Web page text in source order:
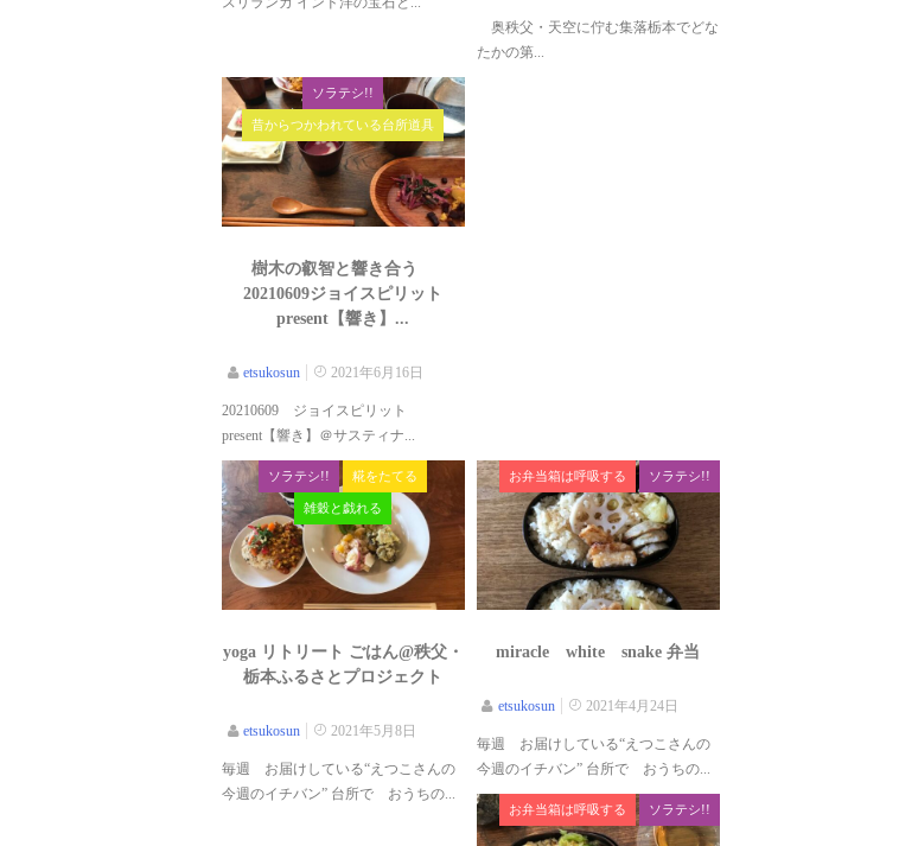
奥秩父・天空に佇む集落栃本でどな
たかの第...
ソラテシ!!
昔からつかわれている台所道具
樹木の叡智と響き合う
20210609ジョイスピリット
present【響き】...
etsukosun 2021年6月16日
20210609 ジョイスピリット
present【響き】＠サスティナ...
ソラテシ!! 糀をたてる
雑穀と戯れる
yoga リトリート ごはん@秩父・
栃本ふるさとプロジェクト
etsukosun 2021年5月8日
毎週 お届けしている“えつこさんの
今週のイチバン” 台所で おうちの...
お弁当箱は呼吸する ソラテシ!!
miracle white snake 弁当
etsukosun 2021年4月24日
毎週 お届けしている“えつこさんの
今週のイチバン” 台所で おうちの...
お弁当箱は呼吸する ソラテシ!!